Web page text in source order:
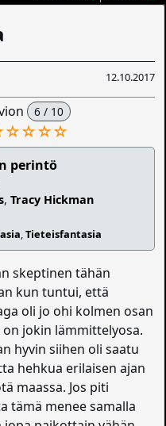
12.10.2017
6 / 10
☆☆☆☆
perintö
,Tracy Hickman
,Tieteisfantasia
skeptinen tähän
kun tuntui, että
oli jo ohi kolmen osan
on jokin lämmittelyosa.
hyvin siihen oli saatu
hehkua erilaisen ajan
maassa. Jos piti
tämä menee samalla